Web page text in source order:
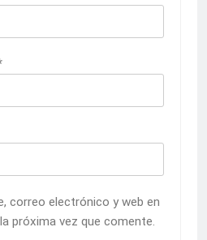
correo electrónico y web en
próxima vez que comente.